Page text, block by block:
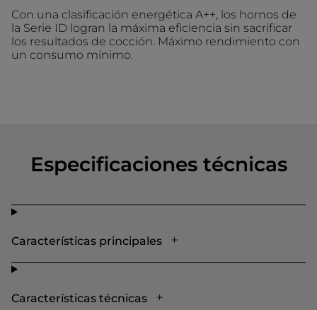
Con una clasificación energética A++, los hornos de
la Serie ID logran la máxima eficiencia sin sacrificar
los resultados de cocción. Máximo rendimiento con
un consumo mínimo.
Especificaciones técnicas
Características principales
Características técnicas